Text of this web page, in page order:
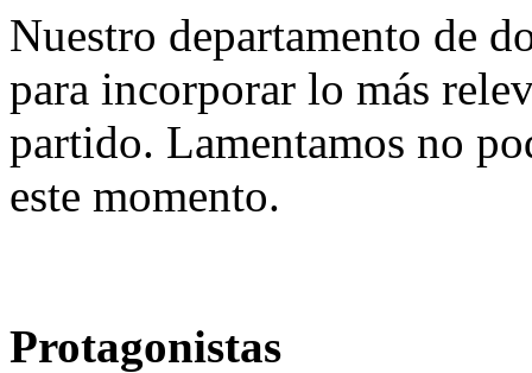
Nuestro departamento de
para incorporar lo más
partido. Lamentamos no
este momento.
Protagonistas